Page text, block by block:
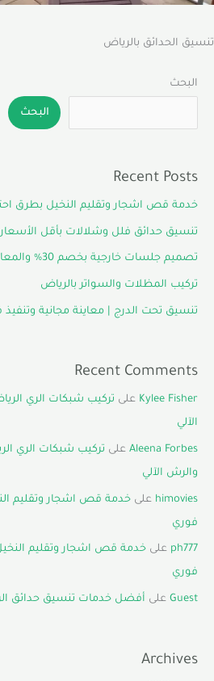
البحث
البحث
Recent Posts
خدمة قص اشجار وتقليم النخيل بطرق
تنسيق حدائق فلل وشلالات بأقل الأسعار
تصميم جلسات خارجية بخصم 30% والمعاينة مجانية.
تركيب المظلات والسواتر بالرياض
تنسيق تحت الدرج | معاينة مجانية وتنفيذ
Recent Comments
Kylee Fisher على تركيب شبكات الري
الآلي
Aleena Forbes على تركيب شبكات الري
والرش الآلي
himovies على خدمة قص اشجار وتقليم
فوري
ph777 على خدمة قص اشجار وتقليم
فوري
Guest على أفضل خدمات تنسيق حدائق
Archives
تنسيق الحدائق بالرياض